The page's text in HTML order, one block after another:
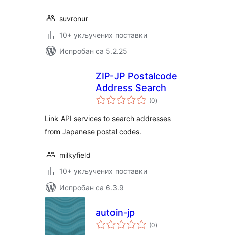
suvronur
10+ укључених поставки
Испробан са 5.2.25
ZIP-JP Postalcode
Address Search
(0укупних
оцена
)
Link API services to search addresses
from Japanese postal codes.
milkyfield
10+ укључених поставки
Испробан са 6.3.9
autoin-jp
(0укупних
оцена
)